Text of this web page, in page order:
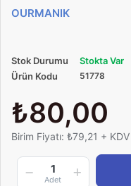
OURMANIK
Stok Durumu
Stokta Var
Ürün Kodu
51778
₺80,00
Birim Fiyatı: ₺79,21 + KDV
1
Adet